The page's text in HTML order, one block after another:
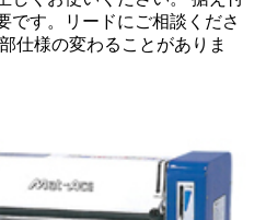
です。リードにご相談くださ
仕様の変わることがありま